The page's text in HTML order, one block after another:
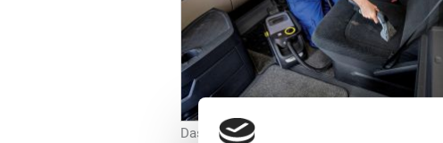
Das neue, akkubetriebene